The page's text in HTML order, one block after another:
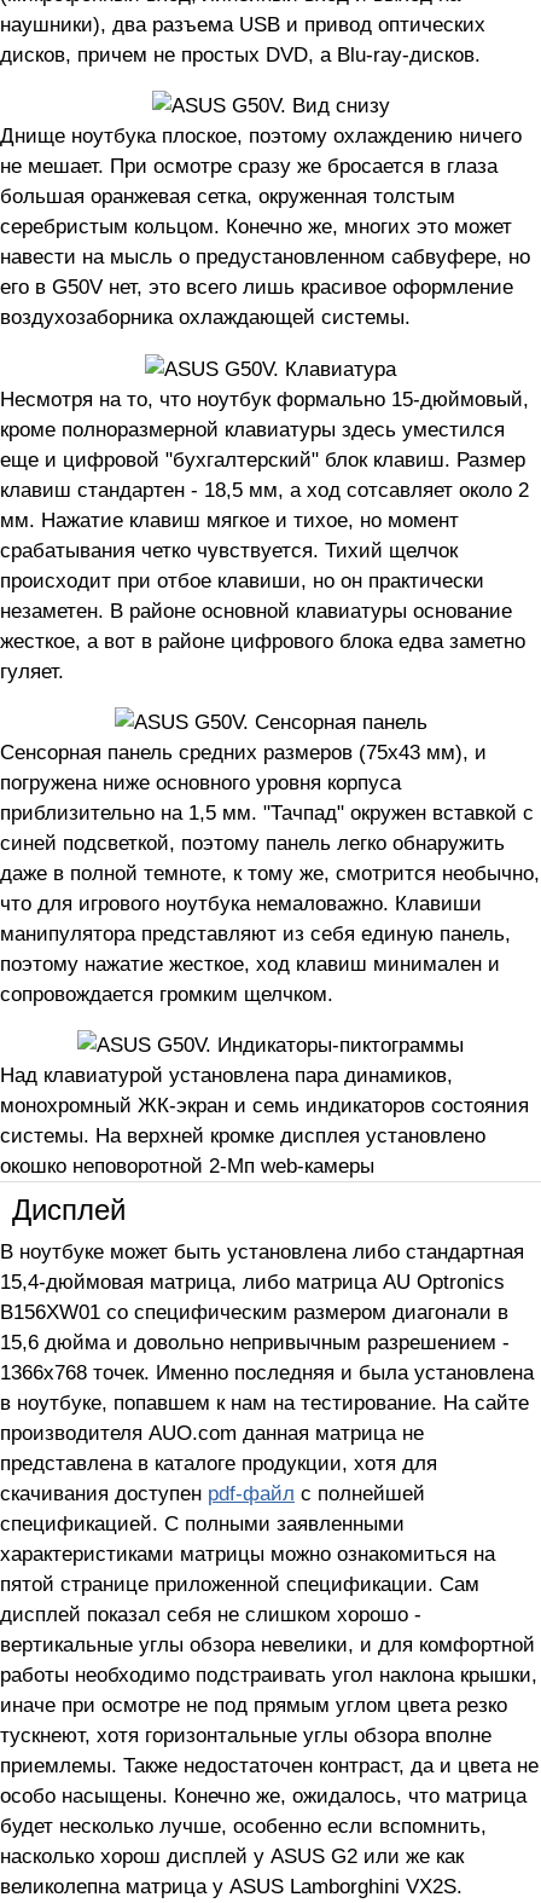
наушники), два разъема USB и привод оптических
дисков, причем не простых DVD, а Blu-ray-дисков.
Днище ноутбука плоское, поэтому охлаждению ничего
не мешает. При осмотре сразу же бросается в глаза
большая оранжевая сетка, окруженная толстым
серебристым кольцом. Конечно же, многих это может
навести на мысль о предустановленном сабвуфере, но
его в G50V нет, это всего лишь красивое оформление
воздухозаборника охлаждающей системы.
Несмотря на то, что ноутбук формально 15-дюймовый,
кроме полноразмерной клавиатуры здесь уместился
еще и цифровой "бухгалтерский" блок клавиш. Размер
клавиш стандартен - 18,5 мм, а ход сотсавляет около 2
мм. Нажатие клавиш мягкое и тихое, но момент
срабатывания четко чувствуется. Тихий щелчок
происходит при отбое клавиши, но он практически
незаметен. В районе основной клавиатуры основание
жесткое, а вот в районе цифрового блока едва заметно
гуляет.
Сенсорная панель средних размеров (75х43 мм), и
погружена ниже основного уровня корпуса
приблизительно на 1,5 мм. "Тачпад" окружен вставкой с
синей подсветкой, поэтому панель легко обнаружить
даже в полной темноте, к тому же, смотрится необычно,
что для игрового ноутбука немаловажно. Клавиши
манипулятора представляют из себя единую панель,
поэтому нажатие жесткое, ход клавиш минимален и
сопровождается громким щелчком.
Над клавиатурой установлена пара динамиков,
монохромный ЖК-экран и семь индикаторов состояния
системы. На верхней кромке дисплея установлено
окошко неповоротной 2-Мп web-камеры
Дисплей
В ноутбуке может быть установлена либо стандартная
15,4-дюймовая матрица, либо матрица AU Optronics
B156XW01 со специфическим размером диагонали в
15,6 дюйма и довольно непривычным разрешением -
1366x768 точек. Именно последняя и была установлена
в ноутбуке, попавшем к нам на тестирование. На сайте
производителя AUO.com данная матрица не
представлена в каталоге продукции, хотя для
скачивания доступен pdf-файл с полнейшей
спецификацией. С полными заявленными
характеристиками матрицы можно ознакомиться на
пятой странице приложенной спецификации. Сам
дисплей показал себя не слишком хорошо -
вертикальные углы обзора невелики, и для комфортной
работы необходимо подстраивать угол наклона крышки,
иначе при осмотре не под прямым углом цвета резко
тускнеют, хотя горизонтальные углы обзора вполне
приемлемы. Также недостаточен контраст, да и цвета не
особо насыщены. Конечно же, ожидалось, что матрица
будет несколько лучше, особенно если вспомнить,
насколько хорош дисплей у ASUS G2 или же как
великолепна матрица у ASUS Lamborghini VX2S.